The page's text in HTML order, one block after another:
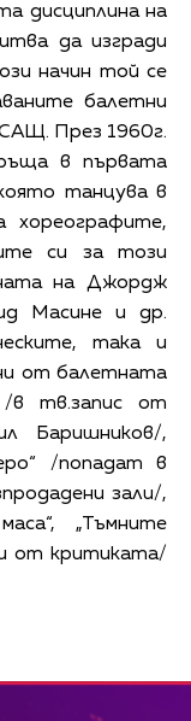
дисциплина на
да изгради
начин той се
балетни
През 1960г.
в първата
танцува в
хореографите,
си за този
на Джордж
Масине и др.
така и
от балетната
/в тв.запис от
Баришников/,
/попадат в
зали/,
„Тъмните
от критиката/